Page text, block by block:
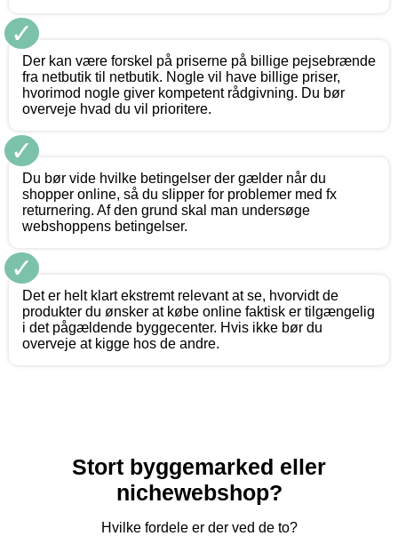
✓
Der kan være forskel på priserne på billige pejsebrænde
fra netbutik til netbutik. Nogle vil have billige priser,
hvorimod nogle giver kompetent rådgivning. Du bør
overveje hvad du vil prioritere.
✓
Du bør vide hvilke betingelser der gælder når du
shopper online, så du slipper for problemer med fx
returnering. Af den grund skal man undersøge
webshoppens betingelser.
✓
Det er helt klart ekstremt relevant at se, hvorvidt de
produkter du ønsker at købe online faktisk er tilgængelig
i det pågældende byggecenter. Hvis ikke bør du
overveje at kigge hos de andre.
Stort byggemarked eller
nichewebshop?
Hvilke fordele er der ved de to?